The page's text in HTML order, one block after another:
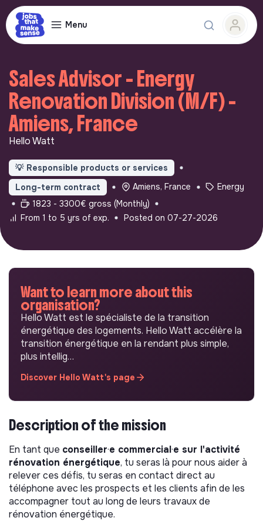
Menu
Sales Advisor - Energy
Renovation Division (M/F) -
Amiens, France
Hello Watt
💡 Responsible products or services
Long-term contract
Amiens, France
Energy
1823 - 3300€ gross (Monthly)
From 1 to 5 yrs of exp.
Posted on 07-27-2026
Want to learn more about this
organisation?
Hello Watt est le spécialiste de la transition
énergétique des logements. Hello Watt accélère la
transition énergétique en la rendant plus simple,
plus intellig…
Discover Hello Watt's page
Description of the mission
En tant que conseiller·e commercial·e sur l'activité
rénovation énergétique, tu seras là pour nous aider à
relever ces défis, tu seras en contact direct au
téléphone avec les prospects et les clients afin de les
accompagner tout au long de leurs travaux de
rénovation énergétique.